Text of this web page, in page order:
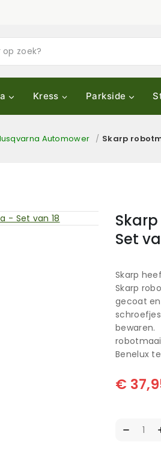
Kress Parkside
Automower / Skarp
Set
Skarp
Skarp
gecoat
bewaren.
Benelux
€